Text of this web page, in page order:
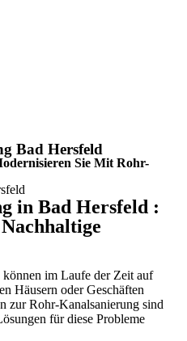
Bad Hersfeld
Sie Mit Rohr-
in Bad Hersfeld :
im Laufe der Zeit auf
Häusern oder Geschäften
zur Rohr-Kanalsanierung sind
für diese Probleme